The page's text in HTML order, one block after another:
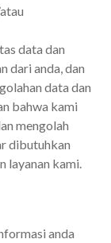
data dan
dari anda, dan
data dan
bahwa kami
mengolah
dibutuhkan
layanan kami.
anda